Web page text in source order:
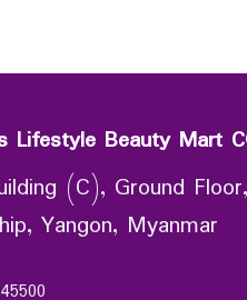
Lifestyle Beauty Mart
(C), Ground
Yangon, Myanmar